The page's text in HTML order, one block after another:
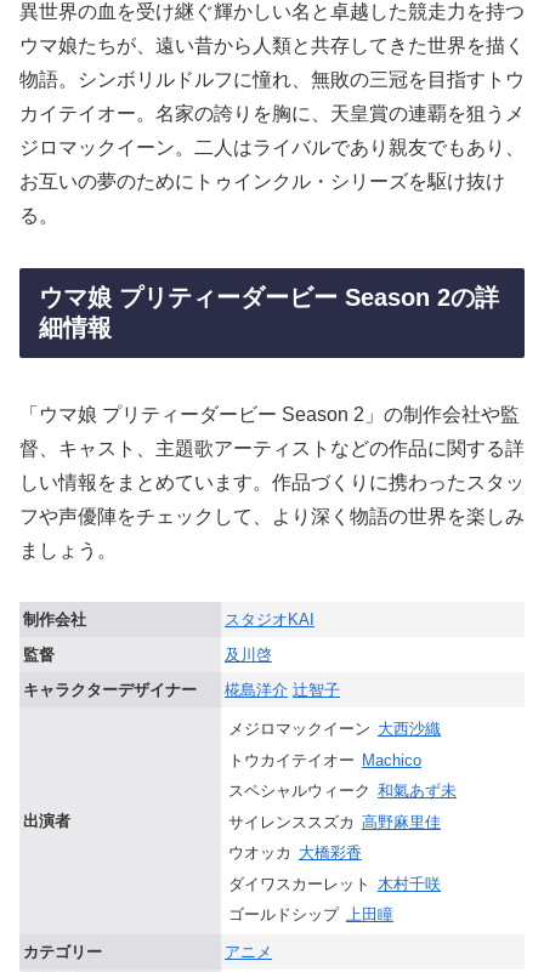
異世界の血を受け継ぐ輝かしい名と卓越した競走力を持つ
ウマ娘たちが、遠い昔から人類と共存してきた世界を描く
物語。シンボリルドルフに憧れ、無敗の三冠を目指すトウ
カイテイオー。名家の誇りを胸に、天皇賞の連覇を狙うメ
ジロマックイーン。二人はライバルであり親友でもあり、
お互いの夢のためにトゥインクル・シリーズを駆け抜け
る。
ウマ娘 プリティーダービー Season 2の詳
細情報
「ウマ娘 プリティーダービー Season 2」の制作会社や監
督、キャスト、主題歌アーティストなどの作品に関する詳
しい情報をまとめています。作品づくりに携わったスタッ
フや声優陣をチェックして、より深く物語の世界を楽しみ
ましょう。
制作会社
スタジオKAI
監督
及川啓
キャラクターデザイナー
椛島洋介 辻智子
出演者
メジロマックイーン 大西沙織
トウカイテイオー Machico
スペシャルウィーク 和氣あず未
サイレンススズカ 高野麻里佳
ウオッカ 大橋彩香
ダイワスカーレット
木村千咲
ゴールドシップ 上田瞳
カテゴリー
アニメ